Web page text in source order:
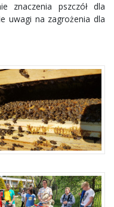
znaczenia pszczół dla
uwagi na zagrożenia dla